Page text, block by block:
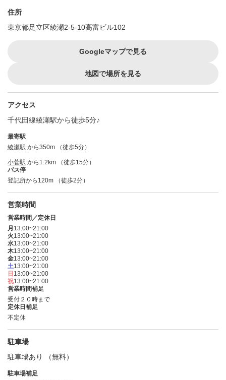
住所
東京都足立区綾瀬2-5-10高富ビル102
Googleマップで見る
地図で場所を見る
アクセス
千代田線綾瀬駅から徒歩5分♪
最寄駅
綾瀬駅 から350m （徒歩5分）
小菅駅 から1.2km （徒歩15分）
バス停
登記所から120m （徒歩2分）
営業時間
営業時間／定休日
月 13:00~21:00
火13:00~21:00
水13:00~21:00
木13:00~21:00
金13:00~21:00
土13:00~21:00
日 13:00~21:00
祝13:00~21:00
営業時間補足
受付２０時まで
定休日補足
不定休
駐車場
駐車場あり （無料）
駐車場補足